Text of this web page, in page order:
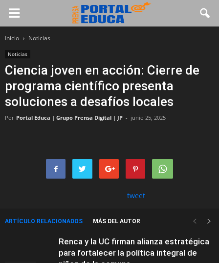
Inicio Noticias
Noticias
Ciencia joven en acción: Cierre de
programa científico presenta
soluciones a desafíos locales
Por Portal Educa | Grupo Prensa Digital | JP - junio 25, 2025
tweet
ARTÍCULO RELACIONADOS MÁS DEL AUTOR
Renca y la UC firman alianza estratégica
para fortalecer la política integral de